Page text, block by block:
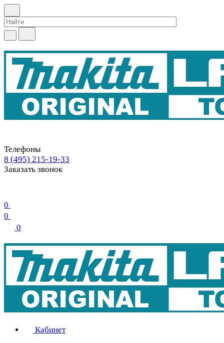
Телефоны
8 (495) 215-19-33
Заказать звонок
0
0
0
Кабинет